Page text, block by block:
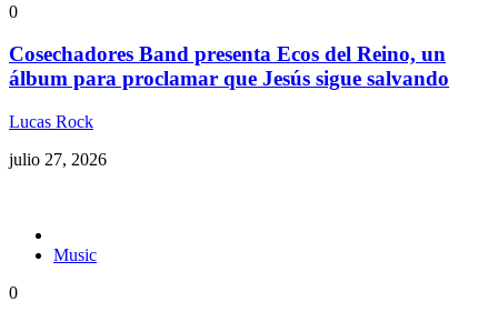
0
Cosechadores Band presenta Ecos del Reino, un
álbum para proclamar que Jesús sigue salvando
Lucas Rock
julio 27, 2026
Music
0